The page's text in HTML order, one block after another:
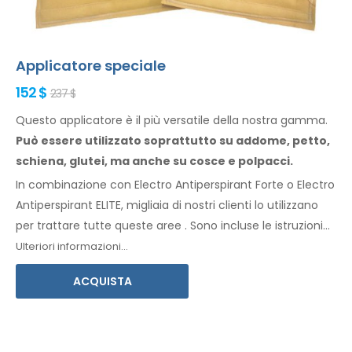
Applicatore speciale
152 $ 237 $
Questo applicatore è il più versatile della nostra gamma.
Può essere utilizzato soprattutto su addome, petto,
schiena, glutei, ma anche su cosce e polpacci.
In combinazione con Electro Antiperspirant Forte o Electro
Antiperspirant ELITE, migliaia di nostri clienti lo utilizzano
per trattare tutte queste aree . Sono incluse le istruzioni
per l'uso nella vostra lingua.
Ulteriori informazioni...
ACQUISTA